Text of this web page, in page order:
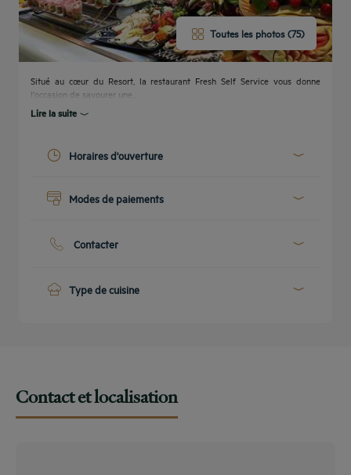
Etre
NOUS
Toutes les photos (75)
Situé au cœur du Resort, la restaurant Fresh Self Service vous donne
l'occasion de savourer une...
Lire la suite
Horaires d'ouverture
06:30 - 10:00
Voir tous les horaires
Modes de paiements
Cartes bancaires
Contacter
E-mail :info@goldentuliptajsultan.com
Type de cuisine
Contact et localisation